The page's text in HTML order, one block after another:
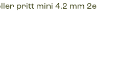
pritt mini 4.2 mm 2e